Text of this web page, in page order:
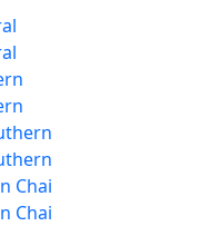
Chai
Chai